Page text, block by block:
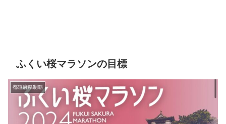
ふくい桜マラソンの目標
都道府県制覇